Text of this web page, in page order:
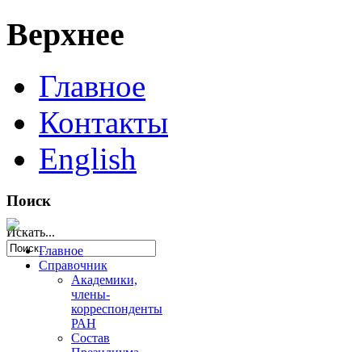
Верхнее
Главное
Контакты
English
Поиск
Искать...
Главное
Справочник
Академики,
члены-
корреспонденты
РАН
Состав